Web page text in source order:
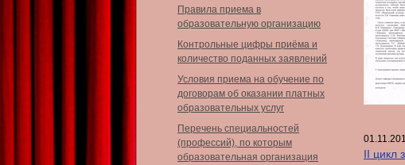
Правила приема в
образовательную организацию
Контрольные цифры приёма и
количество поданных заявлений
Условия приема на обучение по
договорам об оказании платных
образовательных услуг
Перечень специальностей
(профессий), по которым
образовательная организация
II цикл